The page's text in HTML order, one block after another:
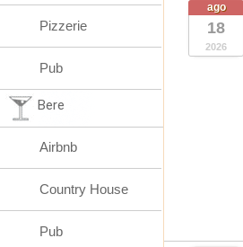
ago
18
2026
Pizzerie
Pub
Bere
Airbnb
Country House
Pub